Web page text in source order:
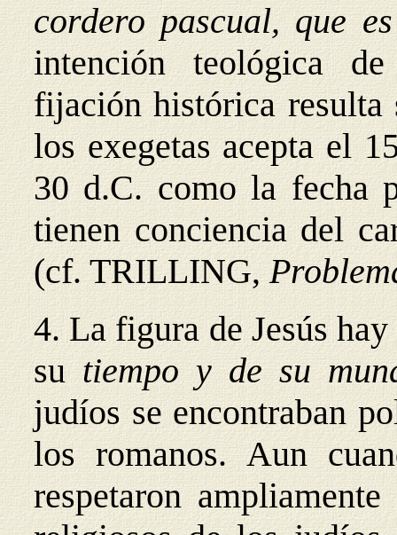
cordero pascual, que
intención teológica
fijación histórica resulta
los exegetas acepta el
30 d.C. como la fecha
tienen conciencia del
(cf. TRILLING,
4. La figura de Jesús
su tiempo y de su
judíos se encontraban
los romanos. Aun
respetaron